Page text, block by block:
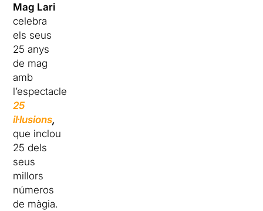
Mag Lari
celebra
els seus
25 anys
de mag
amb
l’espectacle
25
il·lusions,
que inclou
25 dels
seus
millors
números
de màgia.